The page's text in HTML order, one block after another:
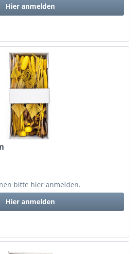
Hier anmelden
bitte hier anmelden.
Hier anmelden